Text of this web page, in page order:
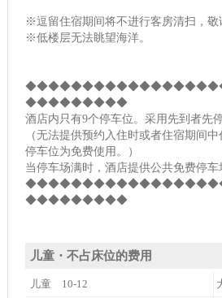
※逗留住宿期间将不进行客房清扫，敬
※低楼层无法眺望海洋。
◆◆◆◆◆◆◆◆◆
酒店内只有9个停车位。采用先到者先
（无法提供预约入住时或者住宿期间
停车位为免费使用。）
当停车场满时，酒店提供公共免费停车
◆◆◆◆◆◆◆◆◆
儿童・不占床位的费用
儿童 10-12